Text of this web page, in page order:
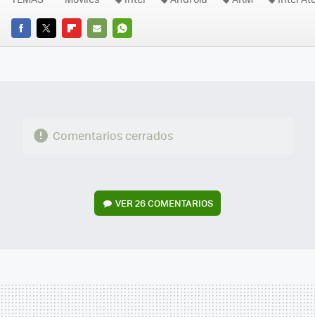
FACEBOOK
TWITTERFLIPBOARD
E-
WHATSAPP
Comentarios cerrados
VER26 COMENTARIOS